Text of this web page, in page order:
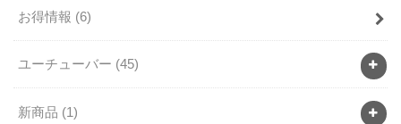
お得情報 (6)
ユーチューバー (45)
新商品 (1)